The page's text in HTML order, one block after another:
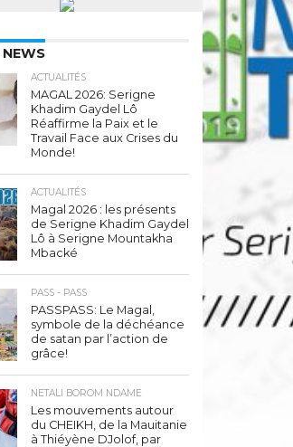
ACTUALITÉS
MAGAL 2026: Serigne
Khadim Gaydel Lô
Réaffirme la Paix et le
Travail Face aux Crises du
Monde!
ACTUALITÉS
Magal 2026 : les présents
de Serigne Khadim Gaydel
Lô à Serigne Mountakha
Mbacké
PASS - PASS
PASSPASS: Le Magal,
symbole de la déchéance
de satan par l’action de
grâce!
NETALI BOROM NDAME
Les mouvements autour
du CHEIKH, de la Mauitanie
à Thiéyène DJolof, par